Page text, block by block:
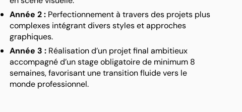
Année 2 : Perfectionnement à travers des projets plus
complexes intégrant divers styles et approches
graphiques.
Année 3 : Réalisation d’un projet final ambitieux
accompagné d’un stage obligatoire de minimum 8
semaines, favorisant une transition fluide vers le
monde professionnel.